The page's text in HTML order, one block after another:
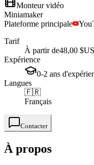
Monteur vidéo
Miniamaker
Plateforme principale
Tarif
À partir de48,00 $US
Expérience
0-2 ans
Langues
🇫🇷
Français
Contacter
À propos